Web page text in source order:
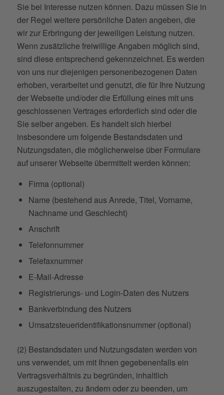
Sie bei Interesse nutzen können. Dazu müssen Sie in
der Regel weitere persönliche Daten angeben, die
wir zur Erbringung der jeweiligen Leistung nutzen.
Wenn zusätzliche freiwillige Angaben möglich sind,
sind diese entsprechend gekennzeichnet. Es werden
von uns nur diejenigen personenbezogenen Daten
erhoben, verarbeitet und genutzt, die für Ihre Nutzung
der Webseite und/oder die Erfüllung eines mit uns
geschlossenen Vertrages erforderlich sind oder die
Sie selber angeben. Es handelt sich hierbei
insbesondere um folgende Bestandsdaten und
Nutzungsdaten, die möglicherweise über Formulare
auf unserer Webseite übermittelt werden können:
Firma (optional)
Name (bestehend aus Anrede, Titel, Vorname,
Nachname und Geschlecht)
Anschrift
Telefonnummer
Telefaxnummer
E-Mail-Adresse
Registrierungs- und Login-Daten des Nutzers
Bankverbindung des Nutzers
Umsatzsteueridentifikationsnummer (optional)
(2) Bestandsdaten und Nutzungsdaten werden von
uns verwendet, um mit Ihnen gegebenenfalls ein
Vertragsverhältnis zu begründen, inhaltlich
auszugestalten, zu ändern oder zu beenden, um